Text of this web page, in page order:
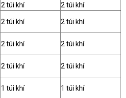
2 túi khí
2 túi khí
2 túi khí 2 túi khí
2 túi khí 2 túi khí
2 túi khí 2 túi khí
1 túi khí 1 túi khí